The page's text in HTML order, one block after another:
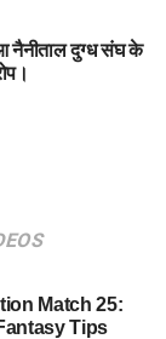
नैनीताल दुग्ध संघ के
Match 25:
Tips